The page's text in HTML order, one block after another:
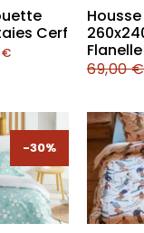
Cerf
€
69,00€
-30%
-30%